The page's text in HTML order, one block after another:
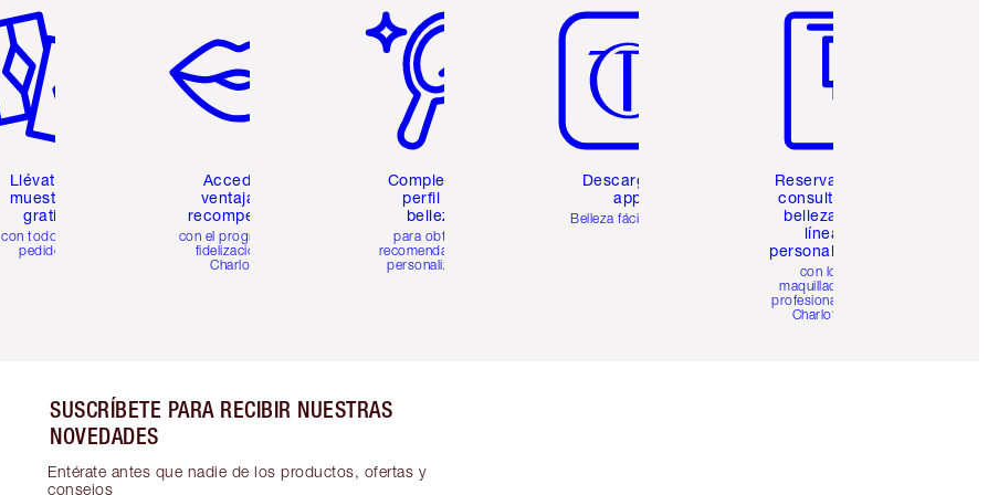
Llévate 2
muestras
gratis
con todos los
pedidos
Accede a
ventajas y
recompensas
con el programa de
fidelización de
Charlotte
Completa tu
perfil de
belleza
para obtener
recomendaciones
personalizadas
Descarga la
app
Belleza fácil para ti
Reserva una
consulta de
belleza en
línea
personalizada
con los
maquilladores
profesionales de
Charlotte.
SUSCRÍBETE PARA RECIBIR NUESTRAS
NOVEDADES
Entérate antes que nadie de los productos, ofertas y
consejos